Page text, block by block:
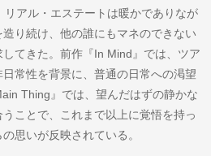
アル・エステートは暖かでありなが
り続け、他の誰にもマネのできない
てきた。前作『In Mind』では、ツア
常性を背景に、普通の日常への渇望
Thing』では、望んだはずの静かな
ことで、これまで以上に覚悟を持っ
思いが反映されている。